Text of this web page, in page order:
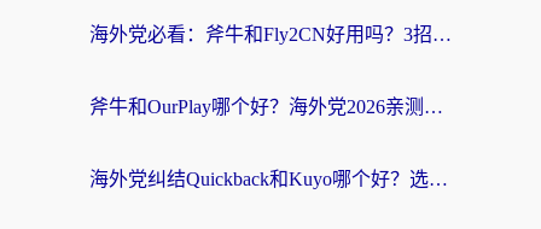
海外党必看：斧牛和Fly2CN好用吗？3招教你选对回国加速器（附免费试用攻略）
斧牛和OurPlay哪个好？海外党2026亲测：选对加速器，国内资源秒加载
海外党纠结Quickback和Kuyo哪个好？选对回国加速器才能无缝刷国内资源